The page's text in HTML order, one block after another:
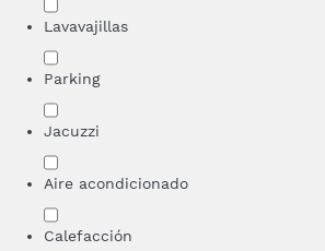
Lavavajillas
Parking
Jacuzzi
Aire acondicionado
Calefacción